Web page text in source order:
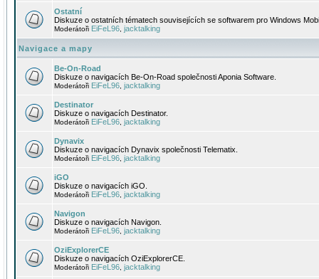
Ostatní
Diskuze o ostatních tématech souvisejících se softwarem pro Windows
Moderátoři EiFeL96 jacktalking
Navigace a mapy
Be-On-Road
Diskuze o navigacích Be-On-Road společnosti Aponia Software.
Moderátoři EiFeL96 jacktalking
Destinator
Diskuze o navigacích Destinator.
Moderátoři EiFeL96 jacktalking
Dynavix
Diskuze o navigacích Dynavix společnosti Telematix.
Moderátoři EiFeL96 jacktalking
iGO
Diskuze o navigacích iGO.
Moderátoři EiFeL96 jacktalking
Navigon
Diskuze o navigacích Navigon.
Moderátoři EiFeL96 jacktalking
OziExplorerCE
Diskuze o navigacích OziExplorerCE.
Moderátoři EiFeL96 jacktalking